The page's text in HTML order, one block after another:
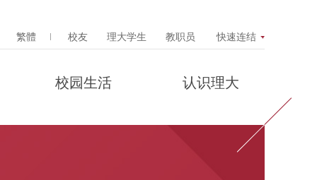
Popup
繁體 校友 理大学生 教职员 快速连结
校园生活 认识理大